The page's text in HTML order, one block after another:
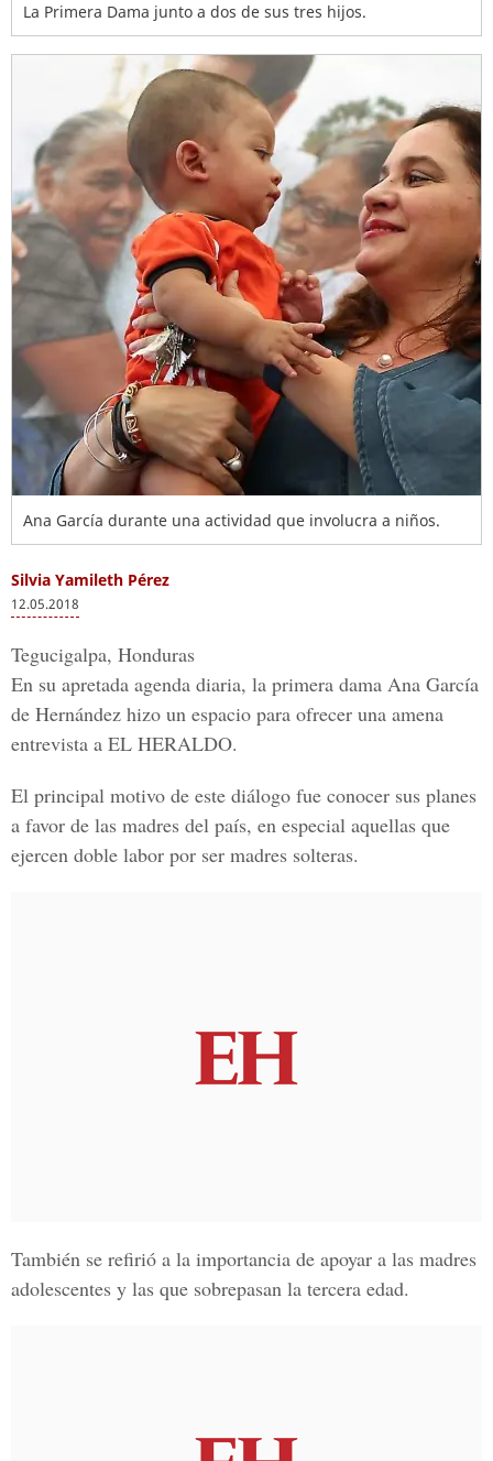
La Primera Dama junto a dos de sus tres hijos.
Ana García durante una actividad que involucra a niños.
Silvia Yamileth Pérez
12.05.2018
Tegucigalpa, Honduras
En su apretada agenda diaria, la primera dama Ana García
de Hernández hizo un espacio para ofrecer una amena
entrevista a EL HERALDO.
El principal motivo de este diálogo fue conocer sus planes
a favor de las madres del país, en especial aquellas que
ejercen doble labor por ser madres solteras.
También se refirió a la importancia de apoyar a las madres
adolescentes y las que sobrepasan la tercera edad.